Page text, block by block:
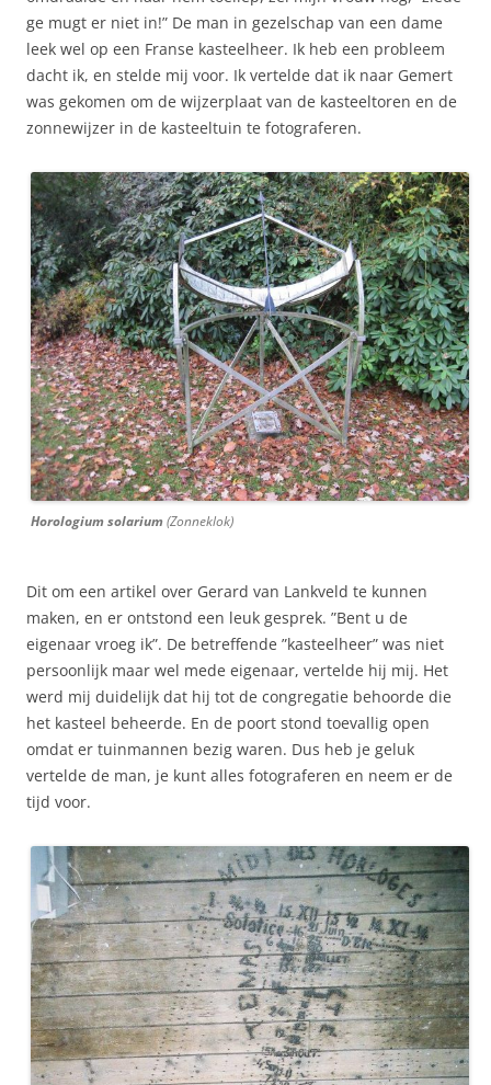
ge mugt er niet in!” De man in gezelschap van een dame
leek wel op een Franse kasteelheer. Ik heb een probleem
dacht ik, en stelde mij voor. Ik vertelde dat ik naar Gemert
was gekomen om de wijzerplaat van de kasteeltoren en de
zonnewijzer in de kasteeltuin te fotograferen.
Horologium solarium(Zonneklok)
Dit om een artikel over Gerard van Lankveld te kunnen
maken, en er ontstond een leuk gesprek. ”Bent u de
eigenaar vroeg ik”. De betreffende ”kasteelheer” was niet
persoonlijk maar wel mede eigenaar, vertelde hij mij. Het
werd mij duidelijk dat hij tot de congregatie behoorde die
het kasteel beheerde. En de poort stond toevallig open
omdat er tuinmannen bezig waren. Dus heb je geluk
vertelde de man, je kunt alles fotograferen en neem er de
tijd voor.